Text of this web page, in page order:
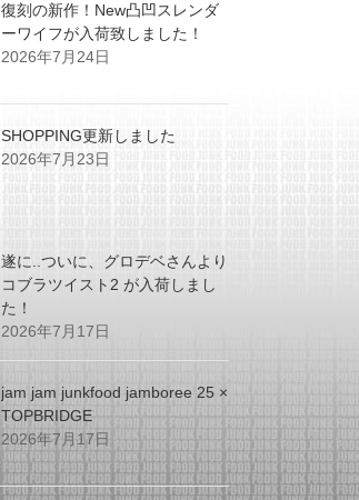
復刻の新作！New凸凹スレンダ
ーワイフが入荷致しました！
2026年7月24日
SHOPPING更新しました
2026年7月23日
遂に..ついに、グロデベさんより
コブラツイスト2 が入荷しまし
た！
2026年7月17日
jam jam junkfood jamboree 25 ×
TOPBRIDGE
2026年7月17日